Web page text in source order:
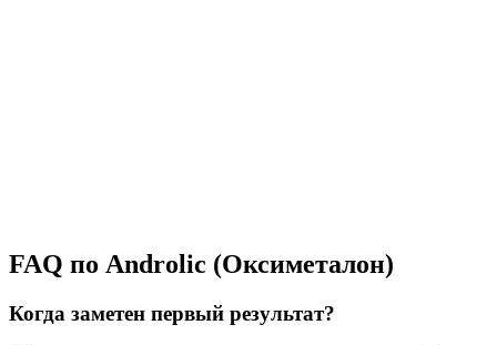
FAQ по Androlic (Оксиметалон)
Когда заметен первый результат?